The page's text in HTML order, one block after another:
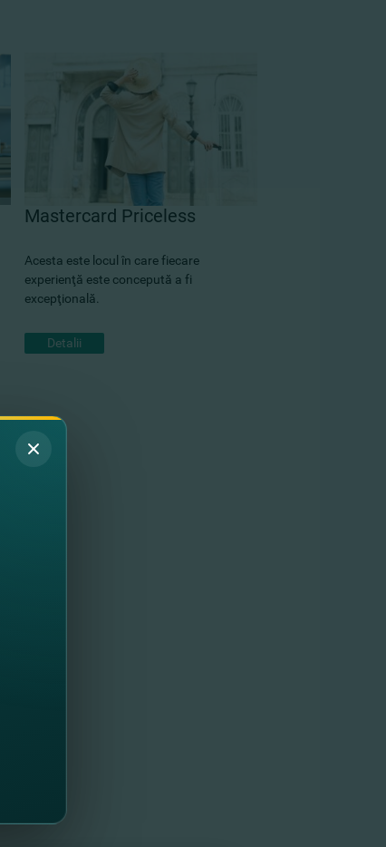
Mastercard Priceless
Acesta este locul în care fiecare
experienţă este concepută a fi
excepţională.
Detalii